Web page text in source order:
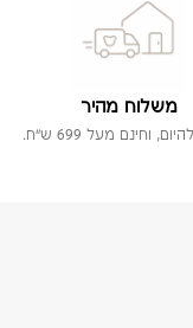
משלוח מהיר
וחינם מעל 699 ש"ח.